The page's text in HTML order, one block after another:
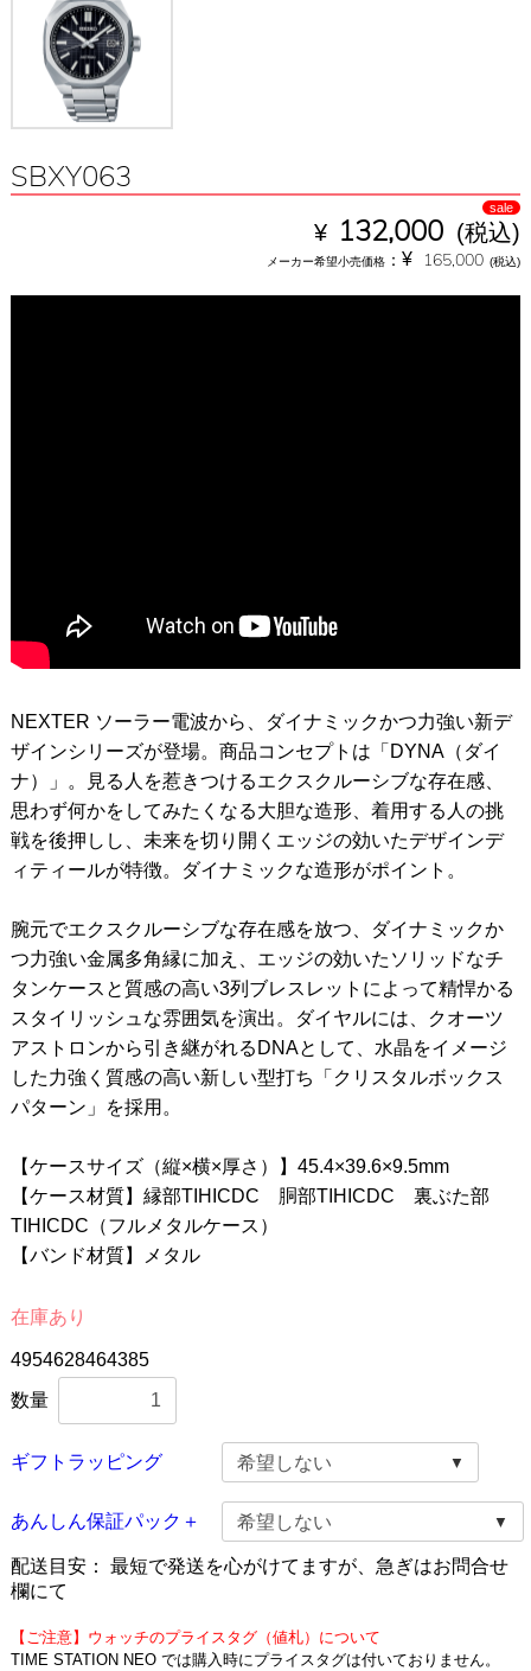
SBXY063
sale
¥ 132,000 (税込)
メーカー希望小売価格 ：¥ 165,000 (税込)
NEXTER ソーラー電波から、ダイナミックかつ力強い新デ
ザインシリーズが登場。商品コンセプトは「DYNA（ダイ
ナ）」。見る人を惹きつけるエクスクルーシブな存在感、
思わず何かをしてみたくなる大胆な造形、着用する人の挑
戦を後押しし、未来を切り開くエッジの効いたデザインデ
ィティールが特徴。ダイナミックな造形がポイント。
腕元でエクスクルーシブな存在感を放つ、ダイナミックか
つ力強い金属多角縁に加え、エッジの効いたソリッドなチ
タンケースと質感の高い3列ブレスレットによって精悍かる
スタイリッシュな雰囲気を演出。ダイヤルには、クオーツ
アストロンから引き継がれるDNAとして、水晶をイメージ
した力強く質感の高い新しい型打ち「クリスタルボックス
パターン」を採用。
【ケースサイズ（縦×横×厚さ）】45.4×39.6×9.5mm
【ケース材質】縁部TIHICDC 胴部TIHICDC 裏ぶた部
TIHICDC（フルメタルケース）
【バンド材質】メタル
在庫あり
4954628464385
数量
ギフトラッピング
あんしん保証パック＋
配送目安： 最短で発送を心がけてますが、急ぎはお問合せ
欄にて
【ご注意】ウォッチのプライスタグ（値札）について
TIME STATION NEO では購入時にプライスタグは付いておりません。